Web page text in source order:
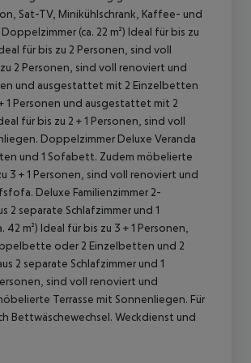
Sat-TV, Minikühlschrank, Kaffee- und
(ca. 22 m²) Ideal für bis zu
für bis zu 2 Personen, sind voll
2 Personen, sind voll renoviert und
und ausgestattet mit 2 Einzelbetten
1 Personen und ausgestattet mit 2
für bis zu 2 + 1 Personen, sind voll
Doppelzimmer Deluxe Veranda
und 1 Sofabett. Zudem möbelierte
3 + 1 Personen, sind voll renoviert und
Deluxe Familienzimmer 2-
2 separate Schlafzimmer und 1
42 m²) Ideal für bis zu 3 + 1 Personen,
oder 2 Einzelbetten und 2
2 separate Schlafzimmer und 1
sind voll renoviert und
Terrasse mit Sonnenliegen. Für
Bettwäschewechsel. Weckdienst und